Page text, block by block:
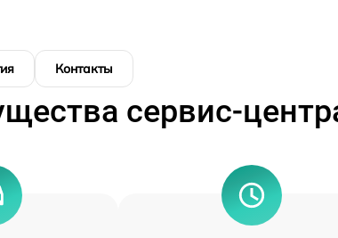
Контакты
сервис-